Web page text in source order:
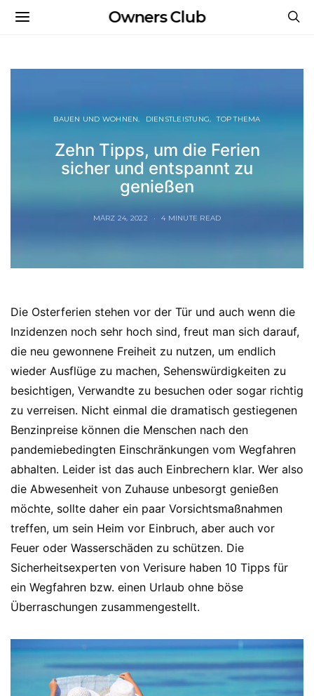
Owners Club
BAUEN UND WOHNEN DIENSTLEISTUNG TOP THEMA
Zehn Tipps, um die Ferien
sicher und entspannt zu
genießen
MÄRZ 24, 2022 4 MINUTE READ
Die Osterferien stehen vor der Tür und auch wenn die
Inzidenzen noch sehr hoch sind, freut man sich darauf,
die neu gewonnene Freiheit zu nutzen, um endlich
wieder Ausflüge zu machen, Sehenswürdigkeiten zu
besichtigen, Verwandte zu besuchen oder sogar richtig
zu verreisen. Nicht einmal die dramatisch gestiegenen
Benzinpreise können die Menschen nach den
pandemiebedingten Einschränkungen vom Wegfahren
abhalten. Leider ist das auch Einbrechern klar. Wer also
die Abwesenheit von Zuhause unbesorgt genießen
möchte, sollte daher ein paar Vorsichtsmaßnahmen
treffen, um sein Heim vor Einbruch, aber auch vor
Feuer oder Wasserschäden zu schützen. Die
Sicherheitsexperten von Verisure haben 10 Tipps für
ein Wegfahren bzw. einen Urlaub ohne böse
Überraschungen zusammengestellt.